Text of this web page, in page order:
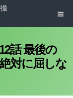
話 最後の
対に屈しな